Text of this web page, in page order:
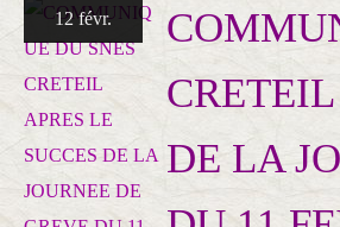
12 févr.
DE LA